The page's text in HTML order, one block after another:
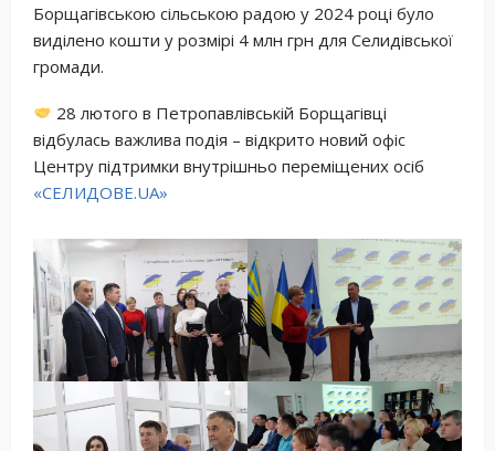
Борщагівською сільською радою у 2024 році було
виділено кошти у розмірі 4 млн грн для Селидівської
громади.
28 лютого в Петропавлівській Борщагівці
відбулась важлива подія – відкрито новий офіс
Центру підтримки внутрішньо переміщених осіб
«СЕЛИДОВЕ.UA»